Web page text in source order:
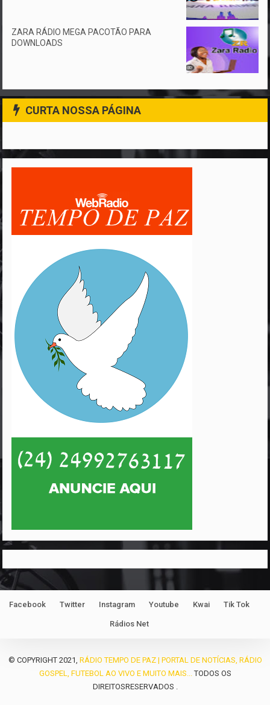
ZARA RÁDIO MEGA PACOTÃO PARA
DOWNLOADS
CURTA NOSSA PÁGINA
Facebook Twitter Instagram Youtube Kwai Tik Tok
Rádios Net
© COPYRIGHT 2021, RÁDIO TEMPO DE PAZ | PORTAL DE NOTÍCIAS, RÁDIO
GOSPEL, FUTEBOL AO VIVO E MUITO MAIS...
TODOS OS
DIREITOSRESERVADOS .